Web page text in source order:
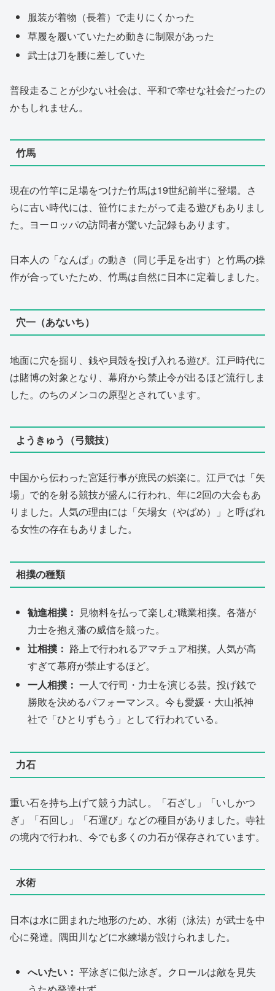
服装が着物（長着）で走りにくかった
草履を履いていたため動きに制限があった
武士は刀を腰に差していた
普段走ることが少ない社会は、平和で幸せな社会だったの
かもしれません。
竹馬
現在の竹竿に足場をつけた竹馬は19世紀前半に登場。さ
らに古い時代には、笹竹にまたがって走る遊びもありまし
た。ヨーロッパの訪問者が驚いた記録もあります。
日本人の「なんば」の動き（同じ手足を出す）と竹馬の操
作が合っていたため、竹馬は自然に日本に定着しました。
穴一（あないち）
地面に穴を掘り、銭や貝殻を投げ入れる遊び。江戸時代に
は賭博の対象となり、幕府から禁止令が出るほど流行しま
した。のちのメンコの原型とされています。
ようきゅう（弓競技）
中国から伝わった宮廷行事が庶民の娯楽に。江戸では「矢
場」で的を射る競技が盛んに行われ、年に2回の大会もあ
りました。人気の理由には「矢場女（やばめ）」と呼ばれ
る女性の存在もありました。
相撲の種類
勧進相撲： 見物料を払って楽しむ職業相撲。各藩が
力士を抱え藩の威信を競った。
辻相撲： 路上で行われるアマチュア相撲。人気が高
すぎて幕府が禁止するほど。
一人相撲： 一人で行司・力士を演じる芸。投げ銭で
勝敗を決めるパフォーマンス。今も愛媛・大山祇神
社で「ひとりずもう」として行われている。
力石
重い石を持ち上げて競う力試し。「石ざし」「いしかつ
ぎ」「石回し」「石運び」などの種目がありました。寺社
の境内で行われ、今でも多くの力石が保存されています。
水術
日本は水に囲まれた地形のため、水術（泳法）が武士を中
心に発達。隅田川などに水練場が設けられました。
へいたい： 平泳ぎに似た泳ぎ。クロールは敵を見失